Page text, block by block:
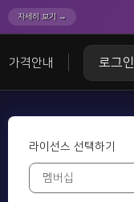
자세히 보기 →
가격안내 로그인
라이선스 선택하기